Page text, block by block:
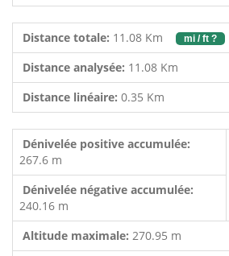
Distance totale: 11.08 Km mi / ft ?
Distance analysée: 11.08 Km
Distance linéaire: 0.35 Km
Dénivelée positive accumulée:
267.6 m
Dénivelée négative accumulée:
240.16 m
Altitude maximale: 270.95 m